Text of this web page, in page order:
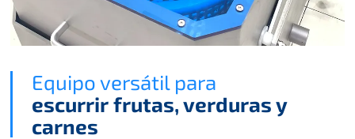
Equipo versátil para
escurrir frutas, verduras y
carnes